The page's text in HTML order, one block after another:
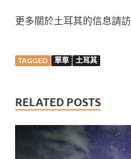
更多關於土耳其的信息請
TAGGED 單車 土耳其
RELATED POSTS